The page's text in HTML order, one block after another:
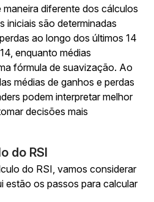
diferente dos cálculos
iniciais são determinadas
ao longo dos últimos 14
enquanto médias
fórmula de suavização. Ao
médias de ganhos e perdas
podem interpretar melhor
decisões mais
do RSI
do RSI, vamos considerar
estão os passos para calcular